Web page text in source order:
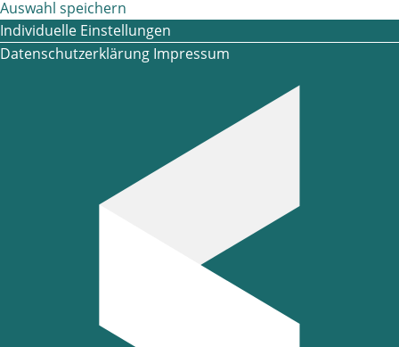
Auswahl speichern
Individuelle Einstellungen
Datenschutzerklärung Impressum